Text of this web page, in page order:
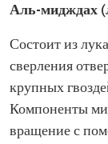
Аль-мидждах
Состоит из
сверления
крупных
Компоненты
вращение с